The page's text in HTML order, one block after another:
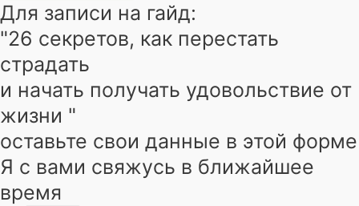
Для записи на гайд:
"26 секретов, как перестать
страдать
и начать получать удовольствие от
жизни "
оставьте свои данные в этой форме
Я с вами свяжусь в ближайшее
время